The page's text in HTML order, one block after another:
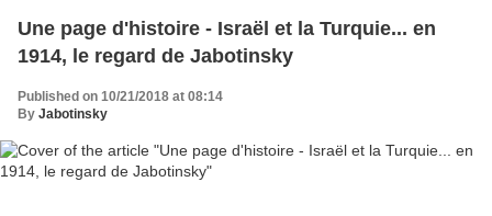
Une page d'histoire - Israël et la Turquie... en
1914, le regard de Jabotinsky
Published on 10/21/2018 at 08:14
By Jabotinsky